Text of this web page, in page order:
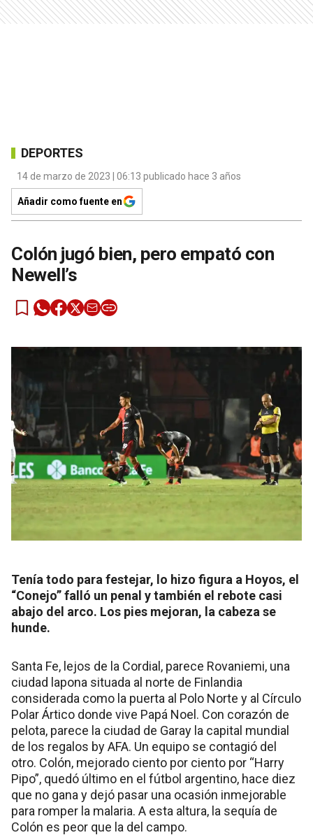
DEPORTES
14 de marzo de 2023 | 06:13 publicado hace 3 años
Añadir como fuente en
Colón jugó bien, pero empató con
Newell’s
Tenía todo para festejar, lo hizo figura a Hoyos, el
“Conejo” falló un penal y también el rebote casi
abajo del arco. Los pies mejoran, la cabeza se
hunde.
Santa Fe, lejos de la Cordial, parece Rovaniemi, una
ciudad lapona situada al norte de Finlandia
considerada como la puerta al Polo Norte y al Círculo
Polar Ártico donde vive Papá Noel. Con corazón de
pelota, parece la ciudad de Garay la capital mundial
de los regalos by AFA. Un equipo se contagió del
otro. Colón, mejorado ciento por ciento por “Harry
Pipo”, quedó último en el fútbol argentino, hace diez
que no gana y dejó pasar una ocasión inmejorable
para romper la malaria. A esta altura, la sequía de
Colón es peor que la del campo.